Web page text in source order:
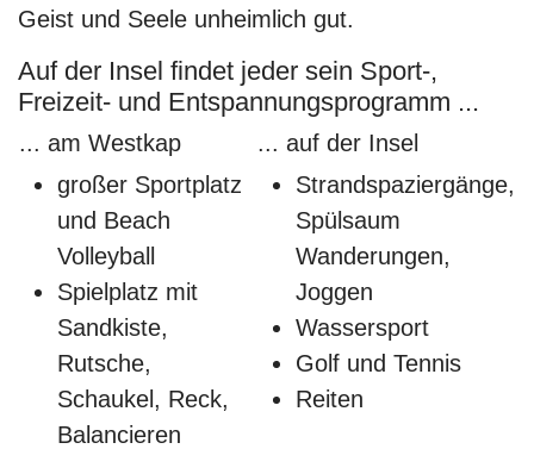
Geist und Seele unheimlich gut.
Auf der Insel findet jeder sein Sport-,
Freizeit- und Entspannungsprogramm ...
... am Westkap
großer Sportplatz
und Beach
Volleyball
Spielplatz mit
Sandkiste,
Rutsche,
Schaukel, Reck,
Balancieren
... auf der Insel
Strandspaziergänge,
Spülsaum
Wanderungen,
Joggen
Wassersport
Golf und Tennis
Reiten